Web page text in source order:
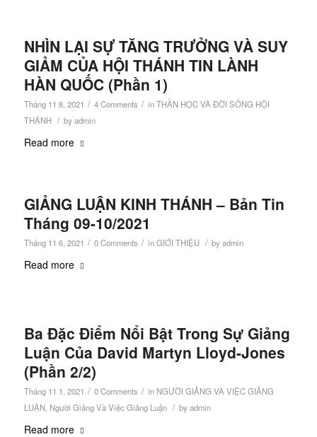
NHÌN LẠI SỰ TĂNG TRƯỞNG VÀ SUY
GIẢM CỦA HỘI THÁNH TIN LÀNH
HÀN QUỐC (Phần 1)
Tháng 11 8, 2021 / 4 Comments / inTHẦN HỌC VÀ ĐỜI SỐNG HỘI
THÁNH / byadmin
Read more
GIẢNG LUẬN KINH THÁNH – Bản Tin
Tháng 09-10/2021
Tháng 11 6, 2021 / 0 Comments / inGIỚI THIỆU / byadmin
Read more
Ba Đặc Điểm Nổi Bật Trong Sự Giảng
Luận Của David Martyn Lloyd-Jones
(Phần 2/2)
Tháng 11 1, 2021 / 0 Comments / in NGƯỜI GIẢNG VÀ VIỆC GIẢNG
LUẬN, Người Giảng Và Việc Giảng Luận / byadmin
Read more